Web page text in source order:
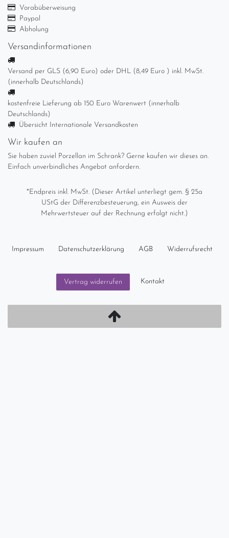
Vorabüberweisung
Paypal
Abholung
Versandinformationen
Versand per GLS (6,90 Euro) oder DHL (8,49 Euro ) inkl. MwSt.
(innerhalb Deutschlands)
kostenfreie Lieferung ab 150 Euro Warenwert (innerhalb
Deutschlands)
Übersicht Internationale Versandkosten
Wir kaufen an
Sie haben zuviel Porzellan im Schrank? Gerne kaufen wir dieses an.
Einfach unverbindliches Angebot anfordern.
*Endpreis inkl. MwSt. (Dieser Artikel unterliegt gem. § 25a
UStG der Differenzbesteuerung, ein Ausweis der
Mehrwertsteuer auf der Rechnung erfolgt nicht.)
Impressum Daten­schutz­erklärung AGB Widerrufs­recht
Vertrag widerrufen Kontakt